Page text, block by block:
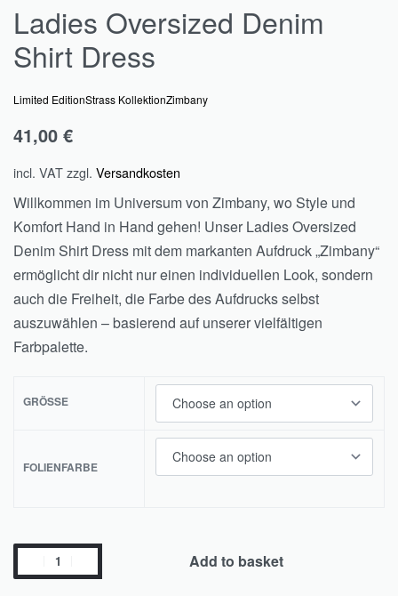
Ladies Oversized Denim
Shirt Dress
Limited EditionStrass KollektionZimbany
41,00 €
incl. VATzzgl. Versandkosten
Willkommen im Universum von Zimbany, wo Style und
Komfort Hand in Hand gehen! Unser Ladies Oversized
Denim Shirt Dress mit dem markanten Aufdruck „Zimbany“
ermöglicht dir nicht nur einen individuellen Look, sondern
auch die Freiheit, die Farbe des Aufdrucks selbst
auszuwählen – basierend auf unserer vielfältigen
Farbpalette.
GRÖSSE
FOLIENFARBE
Add to basket